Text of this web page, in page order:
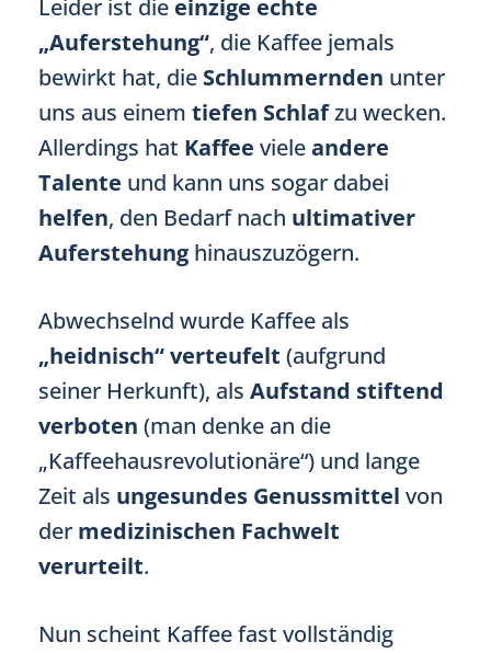
Leider ist die einzige echte
„Auferstehung“, die Kaffee jemals
bewirkt hat, die Schlummernden unter
uns aus einem tiefen Schlafzu wecken.
Allerdings hat Kaffee vieleandere
Talente und kann uns sogar dabei
helfen, den Bedarf nach ultimativer
Auferstehung hinauszuzögern.
Abwechselnd wurde Kaffee als
„heidnisch“ verteufelt (aufgrund
seiner Herkunft), als Aufstand stiftend
verboten (man denke an die
„Kaffeehausrevolutionäre“) und lange
Zeit als ungesundes Genussmittel von
der medizinischen Fachwelt
verurteilt.
Nun scheint Kaffee fast vollständig